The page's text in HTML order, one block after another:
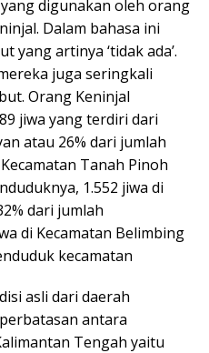
digunakan oleh orang
Dalam bahasa ini
yang artinya ‘tidak ada’.
juga seringkali
Orang Keninjal
jiwa yang terdiri dari
atau 26% dari jumlah
Tanah Pinoh
1.552 jiwa di
dari jumlah
di Kecamatan Belimbing
kecamatan
asli dari daerah
antara
Tengah yaitu